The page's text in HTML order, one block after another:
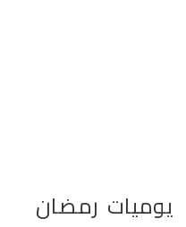
يوميات رمضان